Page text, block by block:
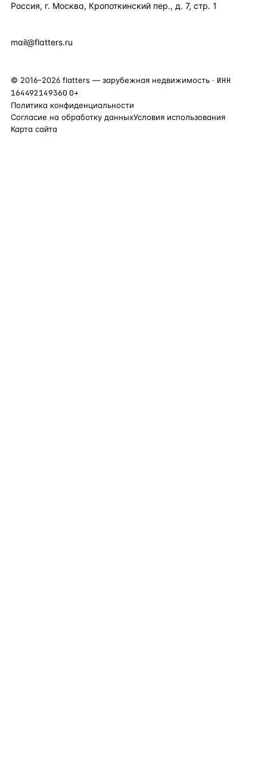
Россия, г. Москва, Кропоткинский пер., д. 7, стр. 1
mail@flatters.ru
© 2016–2026 flatters — зарубежная недвижимость · ИНН
164492149360 0+
Политика конфиденциальности
Согласие на обработку данныхУсловия использования
Карта сайта